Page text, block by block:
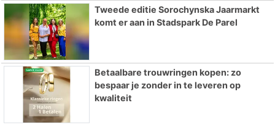
Tweede editie Sorochynska Jaarmarkt
komt er aan in Stadspark De Parel
Betaalbare trouwringen kopen: zo
bespaar je zonder in te leveren op
kwaliteit